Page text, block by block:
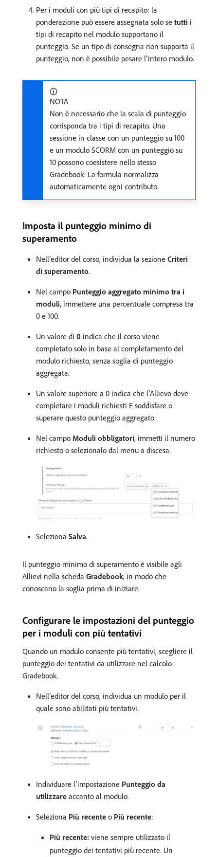
Per i moduli con più tipi di recapito: la
ponderazione può essere assegnata solo se tutti i
tipi di recapito nel modulo supportano il
punteggio. Se un tipo di consegna non supporta il
punteggio, non è possibile pesare l’intero modulo.
NOTA
Non è necessario che la scala di punteggio
corrisponda tra i tipi di recapito. Una
sessione in classe con un punteggio su 100
e un modulo SCORM con un punteggio su
10 possono coesistere nello stesso
Gradebook. La formula normalizza
automaticamente ogni contributo.
Imposta il punteggio minimo di
superamento
Nell’editor del corso, individua la sezione Criteri
di superamento.
Nel campo Punteggio aggregato minimo tra i
moduli, immettere una percentuale compresa tra
0 e 100.
Un valore di 0 indica che il corso viene
completato solo in base al completamento del
modulo richiesto, senza soglia di punteggio
aggregata.
Un valore superiore a 0 indica che l’Allievo deve
completare i moduli richiesti E soddisfare o
superare questo punteggio aggregato.
Nel campo Moduli obbligatori, immetti il numero
richiesto o selezionalo dal menu a discesa.
Seleziona Salva.
Il punteggio minimo di superamento è visibile agli
Allievi nella scheda Gradebook, in modo che
conoscano la soglia prima di iniziare.
Configurare le impostazioni del punteggio
per i moduli con più tentativi
Quando un modulo consente più tentativi, scegliere il
punteggio dei tentativi da utilizzare nel calcolo
Gradebook.
Nell’editor del corso, individua un modulo per il
quale sono abilitati più tentativi.
Individuare l’impostazione Punteggio da
utilizzare accanto al modulo.
Seleziona Più recente o Più recente:
Più recente: viene sempre utilizzato il
punteggio dei tentativi più recente. Un